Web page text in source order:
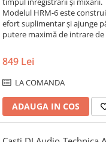
Modelul HRM-6 este
efort suplimentar și ajunge
putere maximă de intrare de
849 Lei
LA COMANDA
ADAUGA IN COS